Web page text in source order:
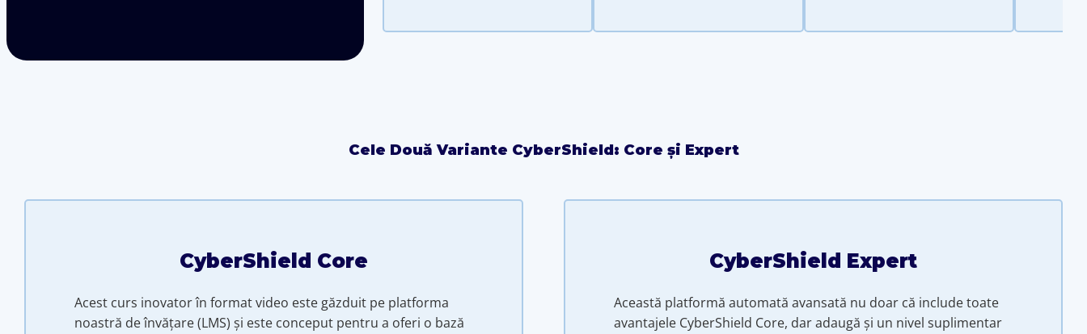
Cele Două Variante CyberShield: Core și Expert
CyberShield Core
Acest curs inovator în format video este găzduit pe platforma
noastră de învățare (LMS) și este conceput pentru a oferi o bază
CyberShield Expert
Această platformă automată avansată nu doar că include toate
avantajele CyberShield Core, dar adaugă și un nivel suplimentar